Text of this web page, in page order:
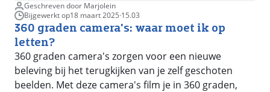
Geschreven door Marjolein
Bijgewerkt op18 maart 2025·15.03
360 graden camera's: waar moet ik op
letten?
360 graden camera's zorgen voor een nieuwe
beleving bij het terugkijken van je zelf geschoten
beelden. Met deze camera's film je in 360 graden,